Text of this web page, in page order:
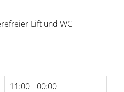
Lift und WC
11:00 - 00:00